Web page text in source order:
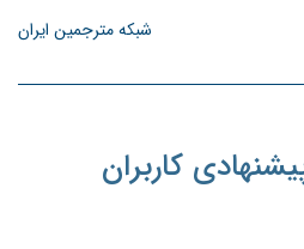
شبکه مترجمین ایران
کاربران